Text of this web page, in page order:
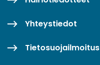
Yhteystiedot
Tietosuojailmoitus